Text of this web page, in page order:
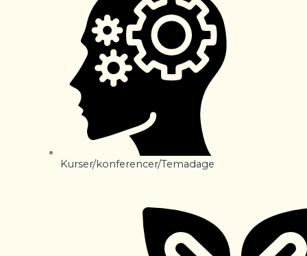
Kurser/konferencer/Temadage